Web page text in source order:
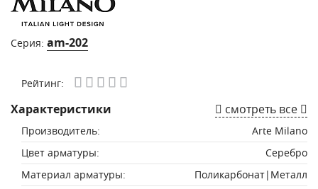
Серия: am-202
Рейтинг:
Характеристики смотреть все
Производитель:
Arte Milano
Цвет арматуры:
Серебро
Материал арматуры:
Поликарбонат|Металл